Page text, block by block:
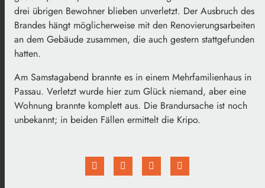
drei übrigen Bewohner blieben unverletzt. Der Ausbruch des
Brandes hängt möglicherweise mit den Renovierungsarbeiten
an dem Gebäude zusammen, die auch gestern stattgefunden
hatten.
Am Samstagabend brannte es in einem Mehrfamilienhaus in
Passau. Verletzt wurde hier zum Glück niemand, aber eine
Wohnung brannte komplett aus. Die Brandursache ist noch
unbekannt; in beiden Fällen ermittelt die Kripo.